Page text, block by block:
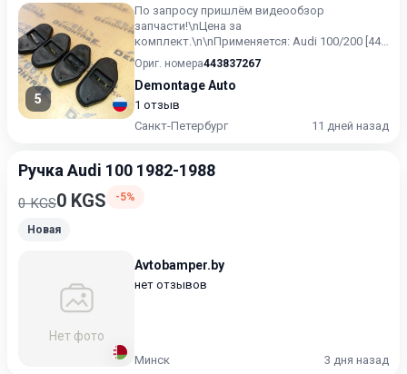
5
По запросу пришлём видеообзор
запчасти!\nЦена за
комплект.\n\nПрименяется: Audi 100/200 [44]
1983-1991\nAudi V8 1988-1994\n\nУ нас есть
виде...
Ориг. номера443837267
Demontage Auto
1 отзыв
Санкт-Петербург
11 дней назад
Ручка Audi 100 1982-1988
0 KGS0 KGS -5%
Новая
Нет фото
Avtobamper.by
нет отзывов
Минск 3 дня назад